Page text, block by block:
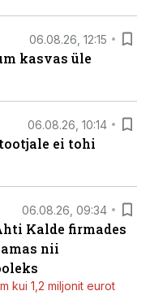
06.08.26, 12:15
kasvas üle
06.08.26, 10:14
ei tohi
06.08.26, 09:34
Kalde firmades
nii
kui 1,2 miljonit eurot